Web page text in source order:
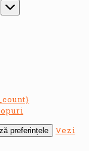
preferințele
Vezi